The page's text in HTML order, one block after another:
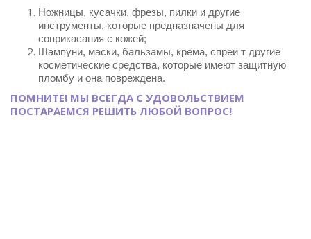
Ножницы, кусачки, фрезы, пилки и другие
инструменты, которые предназначены для
соприкасания с кожей;
Шампуни, маски, бальзамы, крема, спреи т другие
косметические средства, которые имеют защитную
пломбу и она повреждена.
ПОМНИТЕ! МЫ ВСЕГДА С УДОВОЛЬСТВИЕМ
ПОСТАРАЕМСЯ РЕШИТЬ ЛЮБОЙ ВОПРОС!